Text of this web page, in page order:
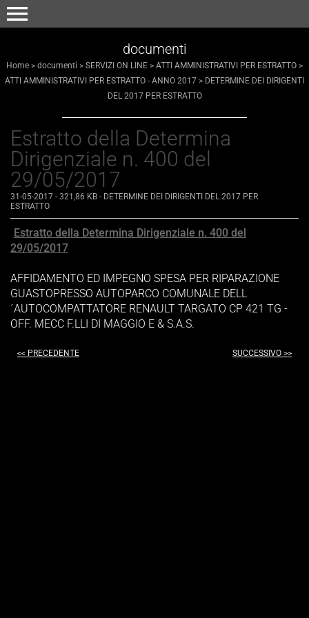
menu
documenti
Home > documenti > SERVIZI ON LINE > ATTI AMMINISTRATIVI PER ESTRATTO >
ATTI AMMINISTRATIVI PER ESTRATTO - ANNO 2017 > DETERMINE DEI DIRIGENTI
DEL 2017 PER ESTRATTO
Estratto della Determina
Dirigenziale n. 400 del
29/05/2017
31-05-2017 - 321,86 KB - DETERMINE DEI DIRIGENTI DEL 2017 PER
ESTRATTO
Estratto della Determina Dirigenziale n. 400 del
29/05/2017
AFFIDAMENTO ED IMPEGNO SPESA PER RIPARAZIONE
GUASTOPRESSO AUTOPARCO COMUNALE DELL
´AUTOCOMPATTATORE RENAULT TARGATO CP 421 TG -
OFF. MECC F.LLI DI MAGGIO E & S.A.S.
<< PRECEDENTE SUCCESSIVO >>